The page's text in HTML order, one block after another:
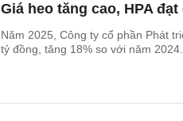
Giá heo tăng cao, HPA
Năm 2025, Công ty cổ phần Phát
tỷ đồng, tăng 18% so với năm